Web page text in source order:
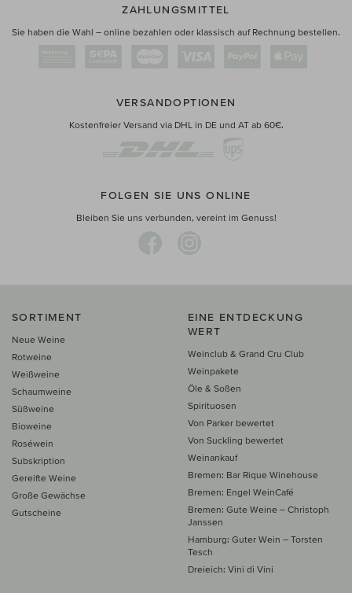
ZAHLUNGSMITTEL
Sie haben die Wahl – online bezahlen oder klassisch auf Rechnung bestellen.
VERSANDOPTIONEN
Kostenfreier Versand via DHL in DE und AT ab 60€.
FOLGEN SIE UNS ONLINE
Bleiben Sie uns verbunden, vereint im Genuss!
SORTIMENT
Neue Weine
Rotweine
Weißweine
Schaumweine
Süßweine
Bioweine
Roséwein
Subskription
Gereifte Weine
Große Gewächse
Gutscheine
EINE ENTDECKUNG
WERT
Weinclub & Grand Cru Club
Weinpakete
Öle & Soßen
Spirituosen
Von Parker bewertet
Von Suckling bewertet
Weinankauf
Bremen: Bar Rique Winehouse
Bremen: Engel WeinCafé
Bremen: Gute Weine – Christoph
Janssen
Hamburg: Guter Wein – Torsten
Tesch
Dreieich: Vini di Vini